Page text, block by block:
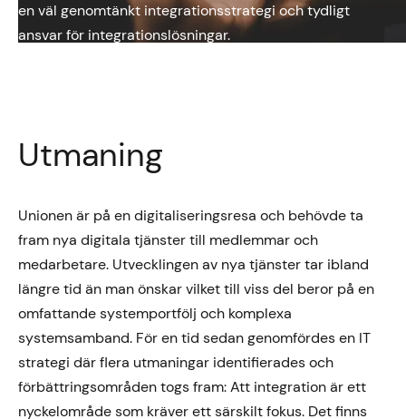
en väl genomtänkt integrationsstrategi och tydligt
ansvar för integrationslösningar.
Utmaning
Unionen är på en digitaliseringsresa och behövde ta
fram nya digitala tjänster till medlemmar och
medarbetare. Utvecklingen av nya tjänster tar ibland
längre tid än man önskar vilket till viss del beror på en
omfattande systemportfölj och komplexa
systemsamband. För en tid sedan genomfördes en IT
strategi där flera utmaningar identifierades och
förbättringsområden togs fram: Att integration är ett
nyckelområde som kräver ett särskilt fokus. Det finns